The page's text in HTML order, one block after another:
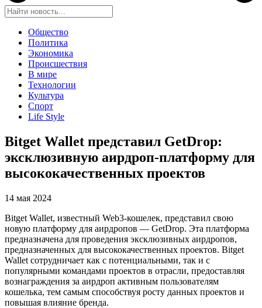
Общество
Политика
Экономика
Происшествия
В мире
Технологии
Культура
Спорт
Life Style
Bitget Wallet представил GetDrop:
эксклюзивную аирдроп-платформу для
высококачественных проектов
14 мая 2024
Bitget Wallet, известный Web3-кошелек, представил свою
новую платформу для аирдропов — GetDrop. Эта платформа
предназначена для проведения эксклюзивных аирдропов,
предназначенных для высококачественных проектов. Bitget
Wallet сотрудничает как с потенциальными, так и с
популярными командами проектов в отрасли, предоставляя
вознаграждения за аирдроп активным пользователям
кошелька, тем самым способствуя росту данных проектов и
повышая влияние бренда.